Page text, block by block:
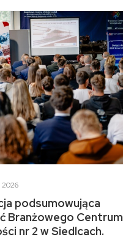
2026
podsumowująca
Branżowego Centrum
nr 2 w Siedlcach.